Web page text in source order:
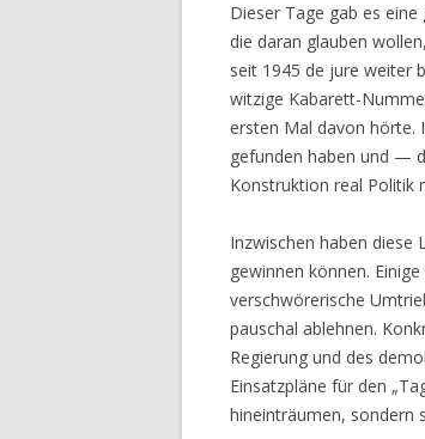
Dieser Tage gab es
die daran glauben
seit 1945 de jure weiter
witzige Kabarett-
ersten Mal davon hörte.
gefunden haben und —
Konstruktion real Politik
Inzwischen haben
gewinnen können.
verschwörerische
pauschal ablehnen.
Regierung und des
Einsatzpläne für den
hineinträumen, sondern